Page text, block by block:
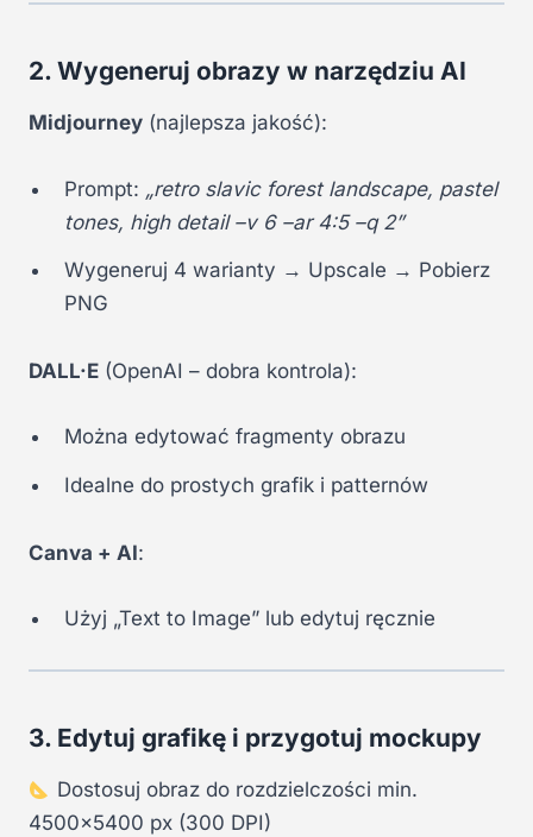
2. Wygeneruj obrazy w narzędziu AI
Midjourney (najlepsza jakość):
Prompt: „retro slavic forest landscape, pastel
tones, high detail –v 6 –ar 4:5 –q 2”
Wygeneruj 4 warianty → Upscale → Pobierz
PNG
DALL·E (OpenAI – dobra kontrola):
Można edytować fragmenty obrazu
Idealne do prostych grafik i patternów
Canva + AI:
Użyj „Text to Image” lub edytuj ręcznie
3. Edytuj grafikę i przygotuj mockupy
Dostosuj obraz do rozdzielczości min.
4500×5400 px (300 DPI)